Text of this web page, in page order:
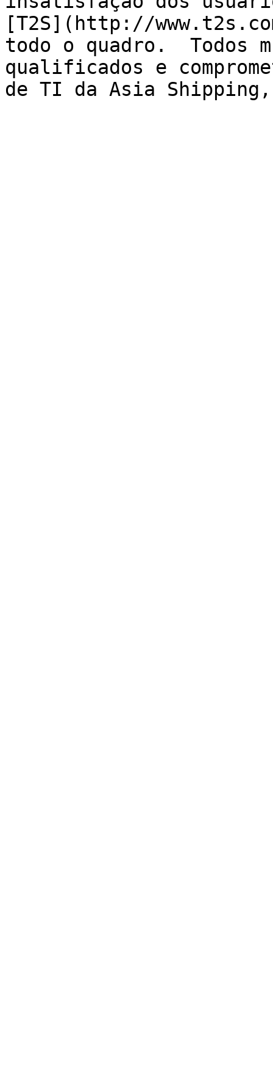
[T2S](http://
todo o quadro.  Todos
qualificados e
de TI da Asia